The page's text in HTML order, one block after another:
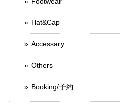
Hat&Cap
Accessary
Others
Booking/予約